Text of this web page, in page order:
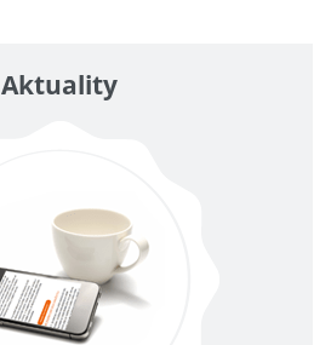
Aktuality